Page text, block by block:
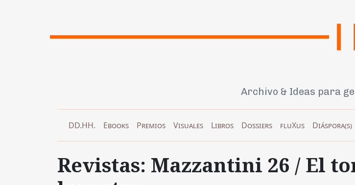
Archivo & Ideas para
DD.HH. Ebooks Premios Visuales Libros Dossiers fluXus Diáspora(s)
Revistas: Mazzantini 26 / El